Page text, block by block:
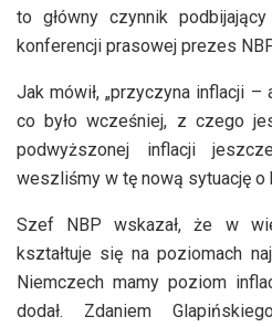
to główny czynnik
konferencji prasowej prezes
Jak mówił, „przyczyna inflacji –
co było wcześniej, z czego
podwyższonej inflacji
weszliśmy w tę nową sytuację o
Szef NBP wskazał, że w
kształtuje się na poziomach
Niemczech mamy poziom
dodał. Zdaniem